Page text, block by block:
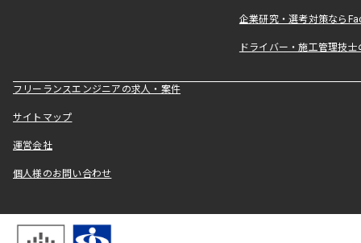
企業研究・選考対策なら
ドライバー・施工管理技
フリーランスエンジニアの求人・案件
サイトマップ
運営会社
個人様のお問い合わせ